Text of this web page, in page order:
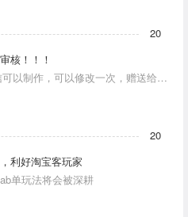
20
核！！！
以制作，可以修改一次，赠送给10
20
利好淘宝客玩家
单玩法将会被深耕